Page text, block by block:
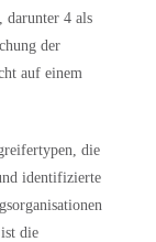
darunter 4 als
der
auf einem
die
identifizierte
die